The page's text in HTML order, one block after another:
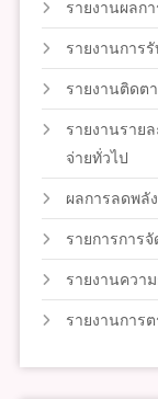
รายงานผลก
รายงานการ
รายงานติดต
รายงานราย
จ่ายทั่วไป
ผลการลดพลั
รายการการ
รายงานควา
รายงานการ